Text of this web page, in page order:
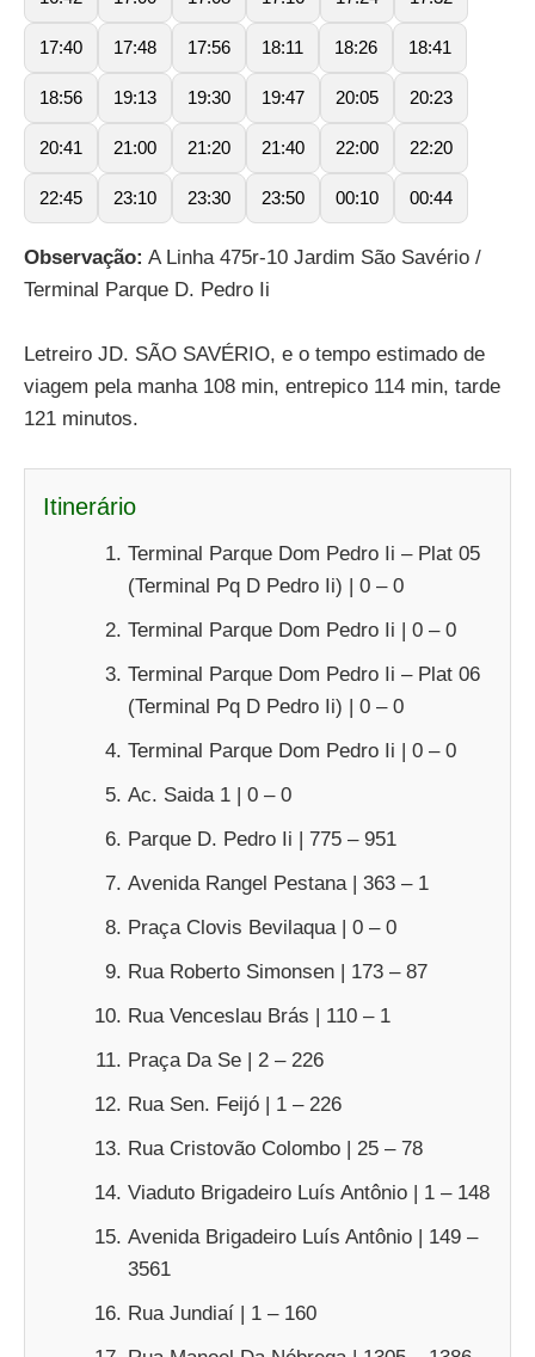
17:40 17:48 17:56 18:11 18:26 18:41
18:56 19:13 19:30 19:47 20:05 20:23
20:41 21:00 21:20 21:40 22:00 22:20
22:45 23:10 23:30 23:50 00:10 00:44
Observação: A Linha 475r-10 Jardim São Savério /
Terminal Parque D. Pedro Ii
Letreiro JD. SÃO SAVÉRIO, e o tempo estimado de
viagem pela manha 108 min, entrepico 114 min, tarde
121 minutos.
Itinerário
Terminal Parque Dom Pedro Ii – Plat 05
(Terminal Pq D Pedro Ii) | 0 – 0
Terminal Parque Dom Pedro Ii | 0 – 0
Terminal Parque Dom Pedro Ii – Plat 06
(Terminal Pq D Pedro Ii) | 0 – 0
Terminal Parque Dom Pedro Ii | 0 – 0
Ac. Saida 1 | 0 – 0
Parque D. Pedro Ii | 775 – 951
Avenida Rangel Pestana | 363 – 1
Praça Clovis Bevilaqua | 0 – 0
Rua Roberto Simonsen | 173 – 87
Rua Venceslau Brás | 110 – 1
Praça Da Se | 2 – 226
Rua Sen. Feijó | 1 – 226
Rua Cristovão Colombo | 25 – 78
Viaduto Brigadeiro Luís Antônio | 1 – 148
Avenida Brigadeiro Luís Antônio | 149 –
3561
Rua Jundiaí | 1 – 160